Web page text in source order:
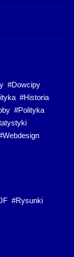
#Dowcipy
#Historia
#Polityka
#Rysunki